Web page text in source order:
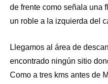
de frente como señala una
un roble a la izquierda del
Llegamos al área de
encontrado ningún sitio
Como a tres kms antes de